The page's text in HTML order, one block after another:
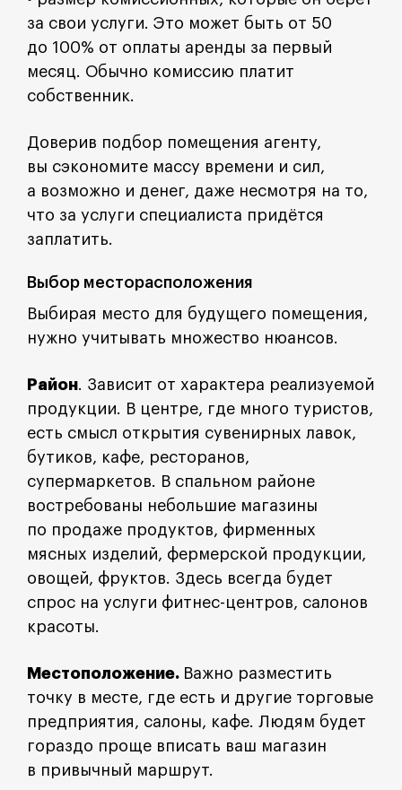
за свои услуги. Это может быть от 50
до 100% от оплаты аренды за первый
месяц. Обычно комиссию платит
собственник.
Доверив подбор помещения агенту,
вы сэкономите массу времени и сил,
а возможно и денег, даже несмотря на то,
что за услуги специалиста придётся
заплатить.
Выбор месторасположения
Выбирая место для будущего помещения,
нужно учитывать множество нюансов.
Район. Зависит от характера реализуемой
продукции. В центре, где много туристов,
есть смысл открытия сувенирных лавок,
бутиков, кафе, ресторанов,
супермаркетов. В спальном районе
востребованы небольшие магазины
по продаже продуктов, фирменных
мясных изделий, фермерской продукции,
овощей, фруктов. Здесь всегда будет
спрос на услуги фитнес-центров, салонов
красоты.
Местоположение. Важно разместить
точку в месте, где есть и другие торговые
предприятия, салоны, кафе. Людям будет
гораздо проще вписать ваш магазин
в привычный маршрут.